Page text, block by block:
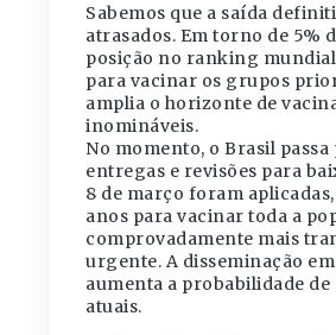
Sabemos que a saída
atrasados. Em torno de 5%
posição no ranking
para vacinar os grupos
amplia o horizonte de
inomináveis.
No momento, o Brasil
entregas e revisões para
8 de março foram
anos para vacinar toda a
comprovadamente mais
urgente. A disseminação
aumenta a probabilidade
atuais.